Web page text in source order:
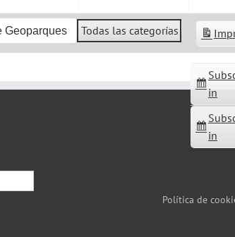
Geoparques Todas las categorías
in
in
Política de